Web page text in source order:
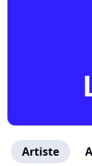
Artiste